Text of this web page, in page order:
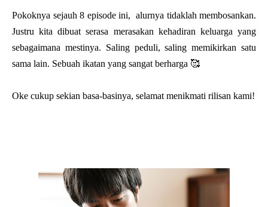
Pokoknya sejauh 8 episode ini, alurnya tidaklah membosankan.
Justru kita dibuat serasa merasakan kehadiran keluarga yang
sebagaimana mestinya. Saling peduli, saling memikirkan satu
sama lain. Sebuah ikatan yang sangat berharga 🥰
Oke cukup sekian basa-basinya, selamat menikmati rilisan kami!